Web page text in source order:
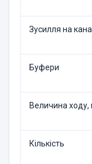
Зусилля на
Буфери
Величина
Кількість